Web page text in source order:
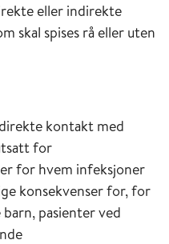
eller indirekte
skal spises rå eller uten
kontakt med
for
for hvem infeksjoner
konsekvenser for, for
pasienter ved